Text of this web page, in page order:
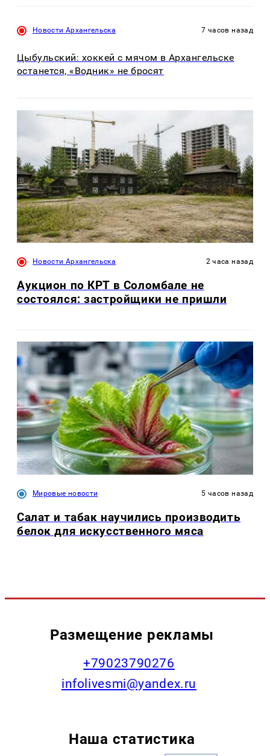
Новости Архангельска 7 часов назад
Цыбульский: хоккей с мячом в Архангельске
останется, «Водник» не бросят
Новости Архангельска 2 часа назад
Аукцион по КРТ в Соломбале не
состоялся: застройщики не пришли
Мировые новости 5 часов назад
Салат и табак научились производить
белок для искусственного мяса
Размещение рекламы
+79023790276
infolivesmi@yandex.ru
Наша статистика